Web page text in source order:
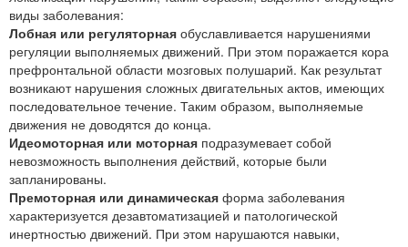
виды заболевания:
Лобная или регуляторная обуславливается нарушениями
регуляции выполняемых движений. При этом поражается кора
префронтальной области мозговых полушарий. Как результат
возникают нарушения сложных двигательных актов, имеющих
последовательное течение. Таким образом, выполняемые
движения не доводятся до конца.
Идеомоторная или моторная подразумевает собой
невозможность выполнения действий, которые были
запланированы.
Премоторная или динамическая форма заболевания
характеризуется дезавтоматизацией и патологической
инертностью движений. При этом нарушаются навыки,